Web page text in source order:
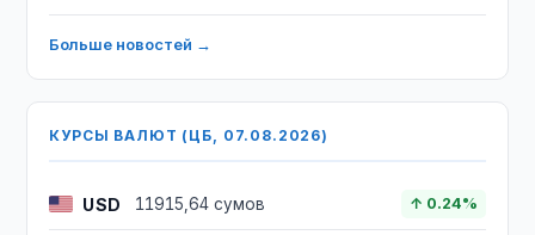
Больше новостей →
КУРСЫ ВАЛЮТ (ЦБ, 07.08.2026)
USD 11915,64 сумов ↑ 0.24%